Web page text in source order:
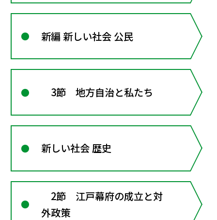
新編 新しい社会 公民
3節 地方自治と私たち
新しい社会 歴史
2節 江戸幕府の成立と対
外政策